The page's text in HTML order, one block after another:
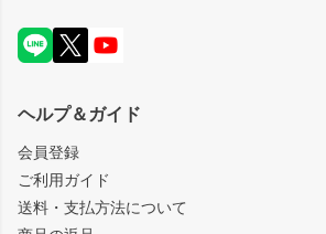
ヘルプ＆ガイド
会員登録
ご利用ガイド
送料・支払方法について